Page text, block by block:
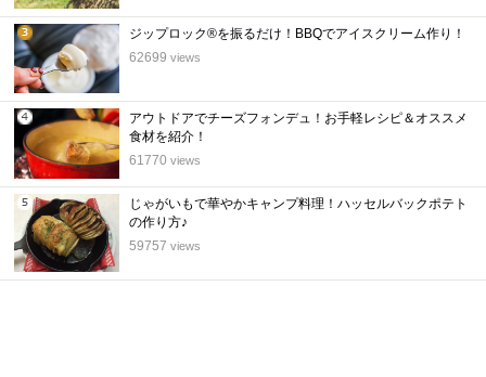
3
位
ジップロック®を振るだけ！BBQでアイスクリーム作り！
62699 views
4
位
アウトドアでチーズフォンデュ！お手軽レシピ＆オススメ
食材を紹介！
61770 views
5
位
じゃがいもで華やかキャンプ料理！ハッセルバックポテト
の作り方♪
59757 views